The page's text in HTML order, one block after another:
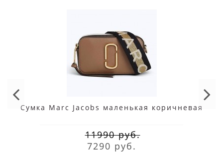
Сумка Marc Jacobs маленькая коричневая
11990 руб.
7290 руб.